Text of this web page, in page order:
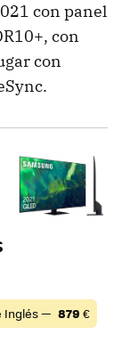
con panel
con
con
Inglés — 879 €